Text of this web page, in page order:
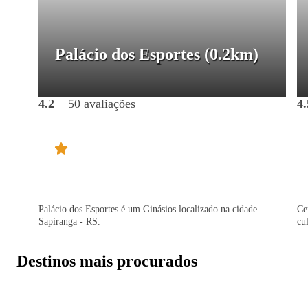
Palácio dos Esportes (0.2km)
4.2 50 avaliações
Palácio dos Esportes é um Ginásios localizado na cidade
Sapiranga - RS.
Destinos mais procurados